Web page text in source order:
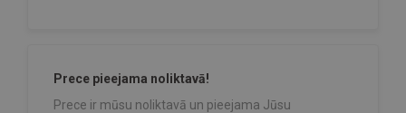
Prece pieejama noliktavā!
Prece ir mūsu noliktavā un pieejama Jūsu